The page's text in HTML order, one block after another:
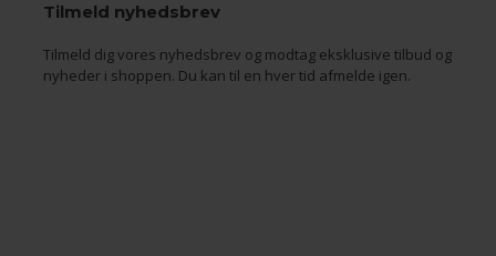
Tilmeld nyhedsbrev
Tilmeld dig vores nyhedsbrev og modtag eksklusive tilbud og
nyheder i shoppen. Du kan til en hver tid afmelde igen.